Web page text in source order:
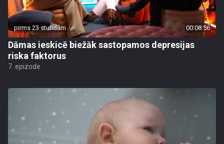
pirms 23 stundām 00:08:56
Dāmas ieskicē biežāk sastopamos depresijas
riska faktorus
7. epizode